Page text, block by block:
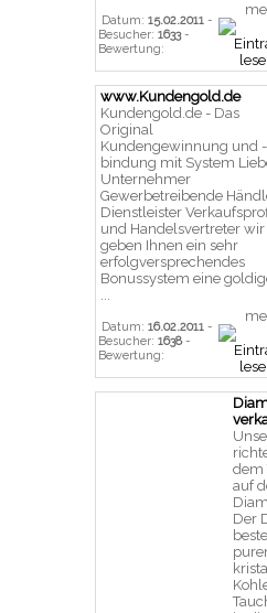
Datum: 15.02.2011 -
Besucher: 1633-
Bewertung:
www.Kundengold.de
Kundengold.de - Das
Original
Kundengewinnung und -
bindung mit System
Unternehmer
Gewerbetreibende
Dienstleister
und Handelsvertreter wir
geben Ihnen ein sehr
erfolgversprechendes
Bonussystem eine
...
Datum: 16.02.2011 -
Besucher: 1638-
Bewertung:
dem
auf
Der